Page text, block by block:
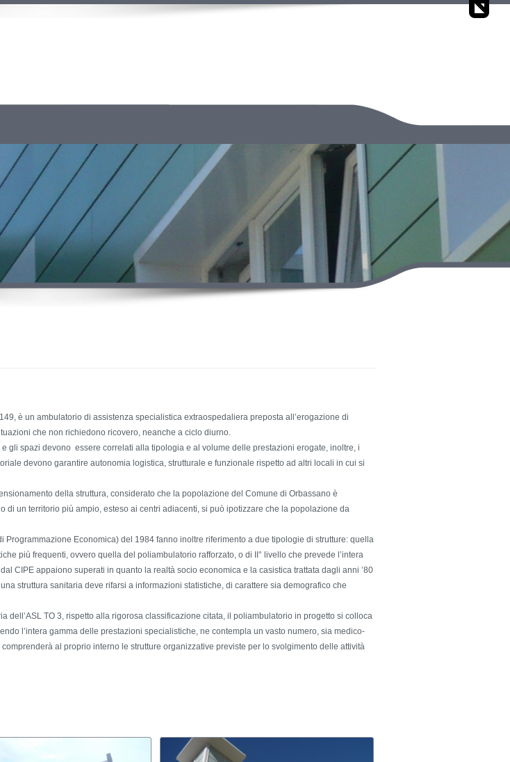
è un ambulatorio di assistenza specialistica extraospedaliera preposta all’erogazione di
che non richiedono ricovero, neanche a ciclo diurno.
gli spazi devono essere correlati alla tipologia e al volume delle prestazioni erogate, inoltre, i
devono garantire autonomia logistica, strutturale e funzionale rispetto ad altri locali in cui si
della struttura, considerato che la popolazione del Comune di Orbassano è
un territorio più ampio, esteso ai centri adiacenti, si può ipotizzare che la popolazione da
Economica) del 1984 fanno inoltre riferimento a due tipologie di strutture: quella
più frequenti, ovvero quella del poliambulatorio rafforzato, o di II° livello che prevede l’intera
CIPE appaiono superati in quanto la realtà socio economica e la casistica trattata dagli anni ’80
struttura sanitaria deve rifarsi a informazioni statistiche, di carattere sia demografico che
TO 3, rispetto alla rigorosa classificazione citata, il poliambulatorio in progetto si colloca
l’intera gamma delle prestazioni specialistiche, ne contempla un vasto numero, sia medico-
al proprio interno le strutture organizzative previste per lo svolgimento delle attività